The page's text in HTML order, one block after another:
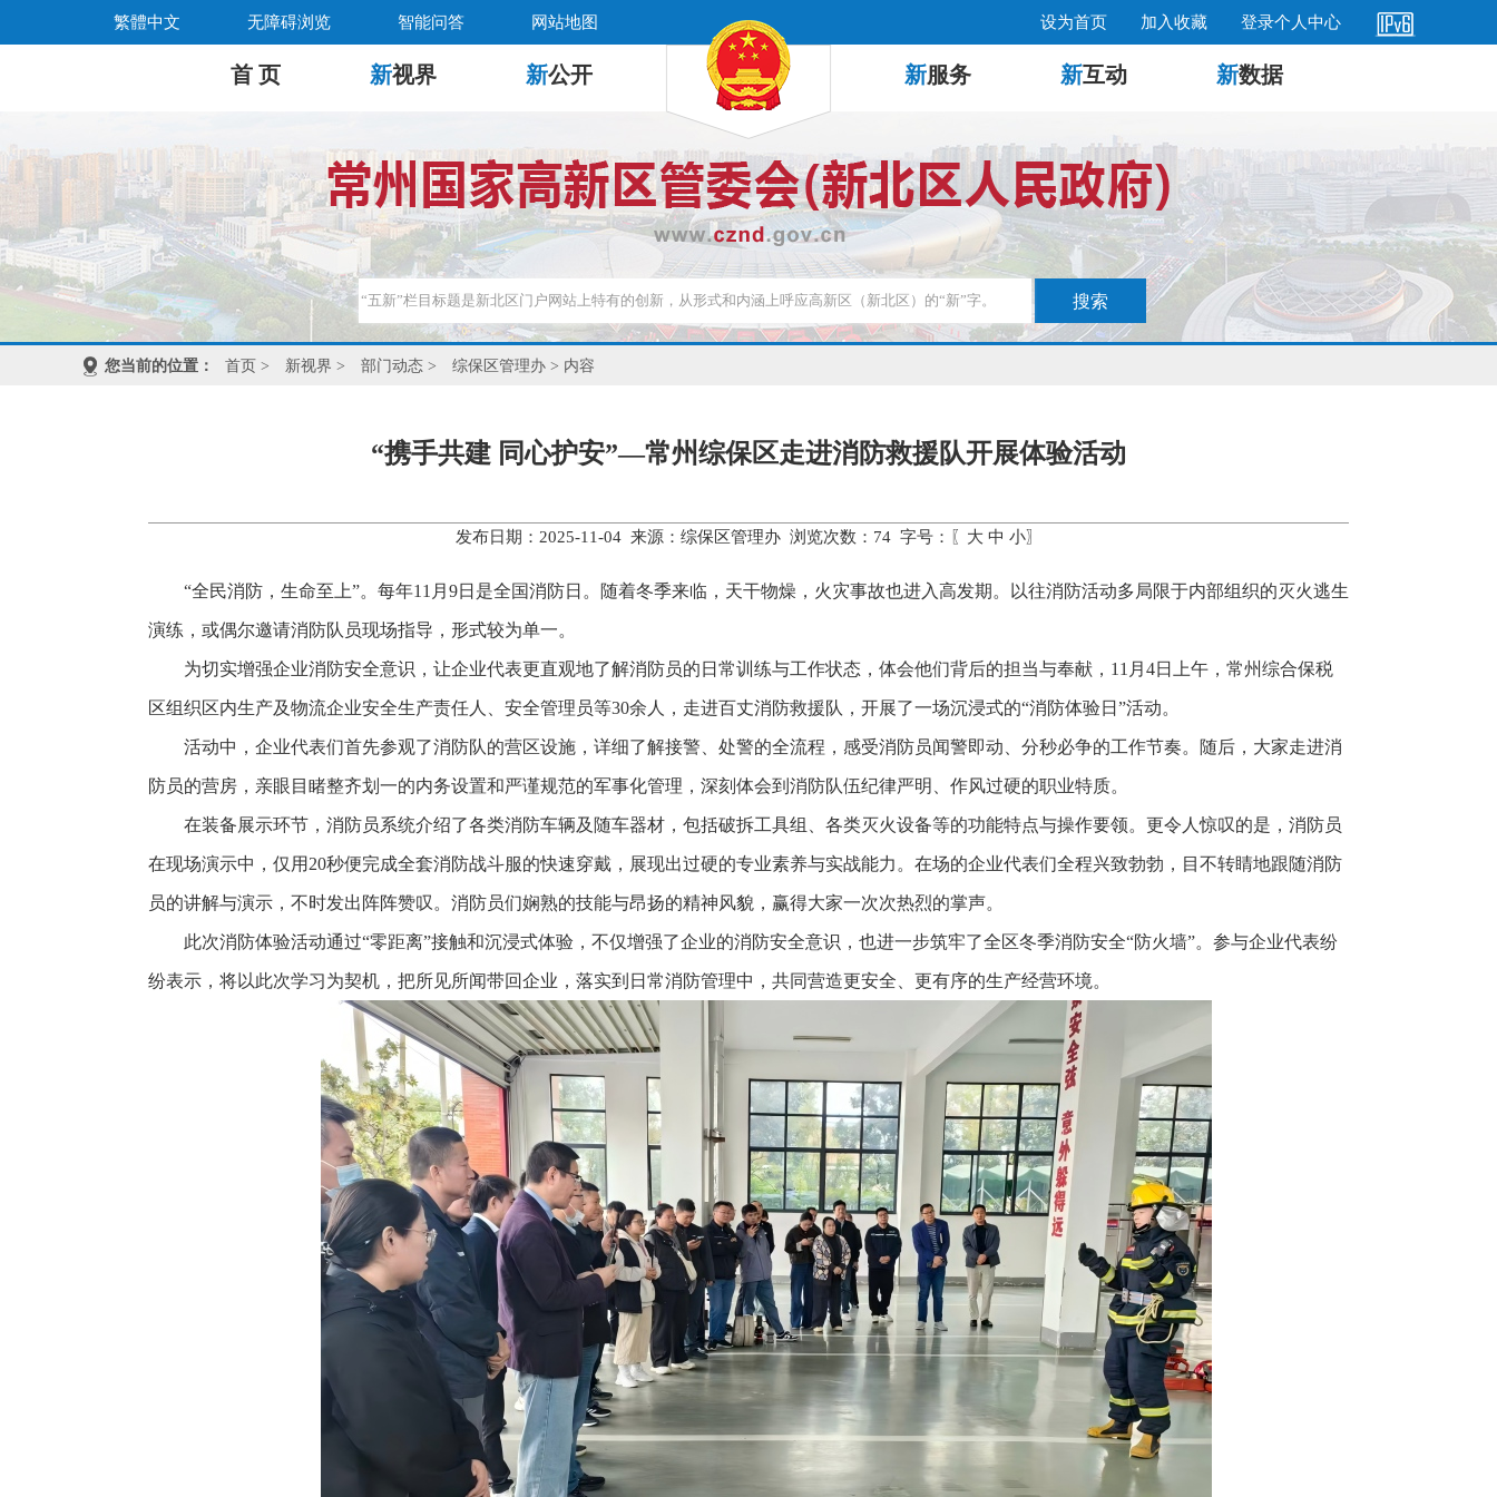
繁體中文 无障碍浏览 智能问答 网站地图 设为首页 加入收藏 登录个人中心
首 页 新视界 新公开 新服务 新互动 新数据
您当前的位置： 首页 > 新视界 > 部门动态 > 综保区管理办 > 内容
“携手共建 同心护安”—常州综保区走进消防救援队开展体验活动
发布日期：2025-11-04 来源：综保区管理办 浏览次数： 74字号：〖 大 中 小〗
“全民消防，生命至上”。每年11月9日是全国消防日。随着冬季来临，天干物燥，火灾事故也进入高发期。以往消防活动多局限于内部组织的灭火逃生
演练，或偶尔邀请消防队员现场指导，形式较为单一。
为切实增强企业消防安全意识，让企业代表更直观地了解消防员的日常训练与工作状态，体会他们背后的担当与奉献，11月4日上午，常州综合保税
区组织区内生产及物流企业安全生产责任人、安全管理员等30余人，走进百丈消防救援队，开展了一场沉浸式的“消防体验日”活动。
活动中，企业代表们首先参观了消防队的营区设施，详细了解接警、处警的全流程，感受消防员闻警即动、分秒必争的工作节奏。随后，大家走进消
防员的营房，亲眼目睹整齐划一的内务设置和严谨规范的军事化管理，深刻体会到消防队伍纪律严明、作风过硬的职业特质。
在装备展示环节，消防员系统介绍了各类消防车辆及随车器材，包括破拆工具组、各类灭火设备等的功能特点与操作要领。更令人惊叹的是，消防员
在现场演示中，仅用20秒便完成全套消防战斗服的快速穿戴，展现出过硬的专业素养与实战能力。在场的企业代表们全程兴致勃勃，目不转睛地跟随消防
员的讲解与演示，不时发出阵阵赞叹。消防员们娴熟的技能与昂扬的精神风貌，赢得大家一次次热烈的掌声。
此次消防体验活动通过“零距离”接触和沉浸式体验，不仅增强了企业的消防安全意识，也进一步筑牢了全区冬季消防安全“防火墙”。参与企业代表纷
纷表示，将以此次学习为契机，把所见所闻带回企业，落实到日常消防管理中，共同营造更安全、更有序的生产经营环境。